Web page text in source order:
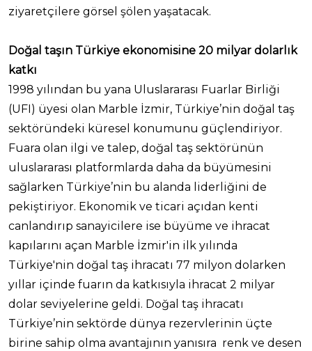
ziyaretçilere görsel şölen yaşatacak.
Doğal taşın Türkiye ekonomisine 20 milyar dolarlık
katkı
1998 yılından bu yana Uluslararası Fuarlar Birliği
(UFI) üyesi olan Marble İzmir, Türkiye’nin doğal taş
sektöründeki küresel konumunu güçlendiriyor.
Fuara olan ilgi ve talep, doğal taş sektörünün
uluslararası platformlarda daha da büyümesini
sağlarken Türkiye’nin bu alanda liderliğini de
pekiştiriyor. Ekonomik ve ticari açıdan kenti
canlandırıp sanayicilere ise büyüme ve ihracat
kapılarını açan Marble İzmir'in ilk yılında
Türkiye'nin doğal taş ihracatı 77 milyon dolarken
yıllar içinde fuarın da katkısıyla ihracat 2 milyar
dolar seviyelerine geldi. Doğal taş ihracatı
Türkiye’nin sektörde dünya rezervlerinin üçte
birine sahip olma avantajının yanısıra renk ve desen